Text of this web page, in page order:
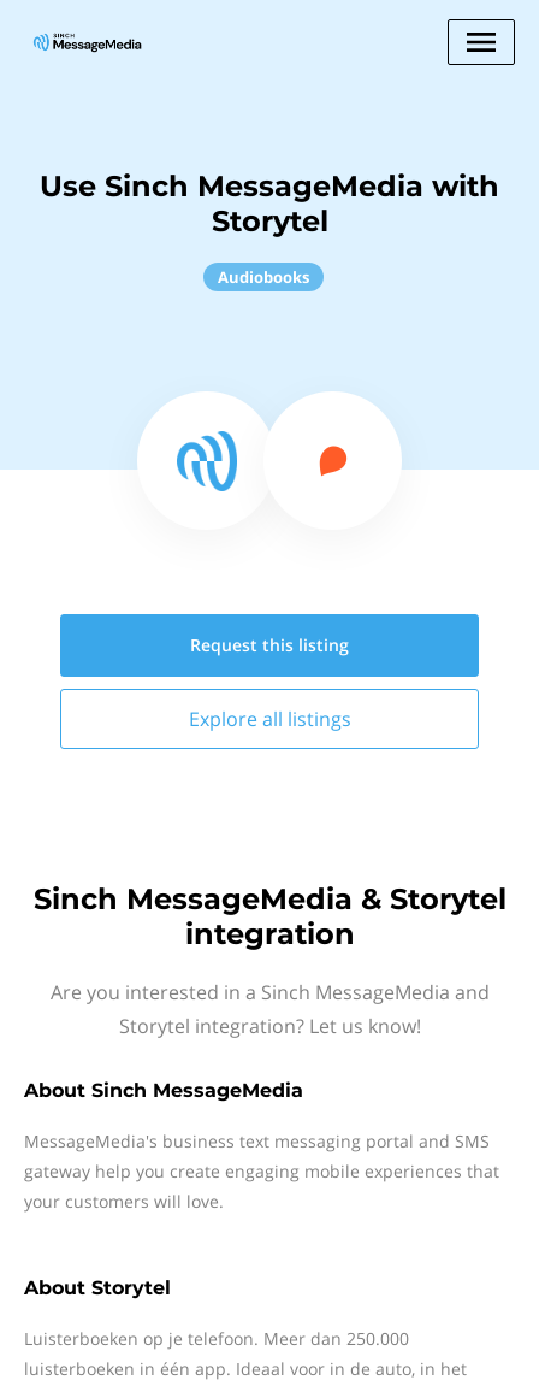
Use Sinch MessageMedia with
Storytel
Audiobooks
Request this listing
Explore all listings
Sinch MessageMedia & Storytel
integration
Are you interested in a Sinch MessageMedia and
Storytel integration? Let us know!
About Sinch MessageMedia
MessageMedia's business text messaging portal and SMS
gateway help you create engaging mobile experiences that
your customers will love.
About Storytel
Luisterboeken op je telefoon. Meer dan 250.000
luisterboeken in één app. Ideaal voor in de auto, in het